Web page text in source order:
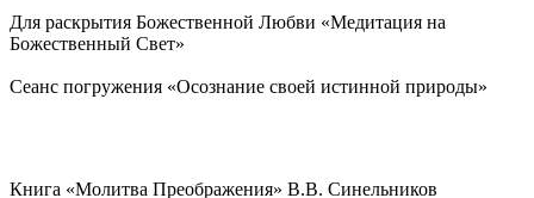
Для раскрытия Божественной Любви «Медитация на
Божественный Свет»
Сеанс погружения «Осознание своей истинной природы»
Книга «Молитва Преображения» В.В. Синельников